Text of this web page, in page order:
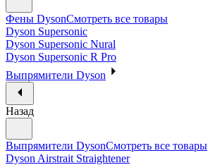
Фены DysonСмотреть все товары
Dyson Supersonic
Dyson Supersonic Nural
Dyson Supersonic R Pro
Выпрямители Dyson
Назад
Выпрямители DysonСмотреть все товары
Dyson Airstrait Straightener